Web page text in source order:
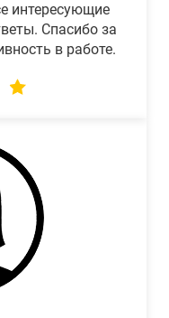
интересующие
Спасибо за
в работе.